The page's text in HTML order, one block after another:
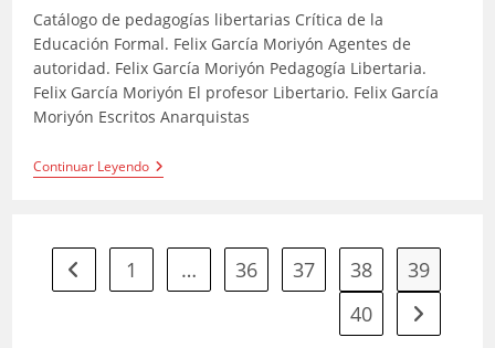
la
entrada:
la
entrada:
Catálogo de pedagogías libertarias Crítica de la
Educación Formal. Felix García Moriyón Agentes de
autoridad. Felix García Moriyón Pedagogía Libertaria.
Felix García Moriyón El profesor Libertario. Felix García
Moriyón Escritos Anarquistas
Continuar LeyendoPedagogía
Libertaria
Ir a la página anterior
1 … 36 37 38
39
40
Ir a la